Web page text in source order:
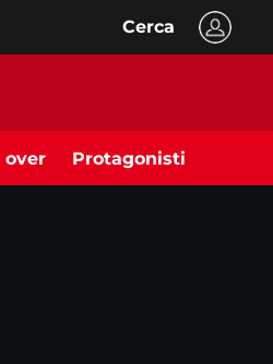
Cerca
over Protagonisti